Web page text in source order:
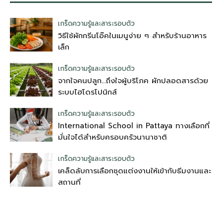
เกร็ดความรู้และสาระรอบตัว
วิธีใช้ผักกรีนโอ๊คในเมนูง่าย ๆ สำหรับร้านอาหาร
เล็ก
เกร็ดความรู้และสาระรอบตัว
จากใจคนปลูก…ถึงใจผู้บริโภค ผักปลอดสารด้วย
ระบบไฮโดรโปนิกส์
เกร็ดความรู้และสาระรอบตัว
International School in Pattaya ทางเลือกที่
มั่นใจได้สำหรับครอบครัวนานาชาติ
เกร็ดความรู้และสาระรอบตัว
เคล็ดลับการเลือกชุดแต่งงานให้เข้ากับธีมงานและ
สถานที่